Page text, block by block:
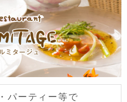
パーティー等で